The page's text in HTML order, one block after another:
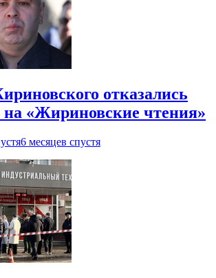
отказались
на «Жириновские чтения»
6 месяцев спустя